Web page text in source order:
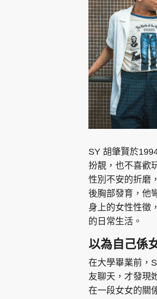
SY 胡肇賢於
扮靚，也不喜歡
性別不安的折磨
後胸部發育，他
身上的女性性徵
的日常生活。
以為自己係
在大學畢業前，
友聊天，才發現
在一段女女的關